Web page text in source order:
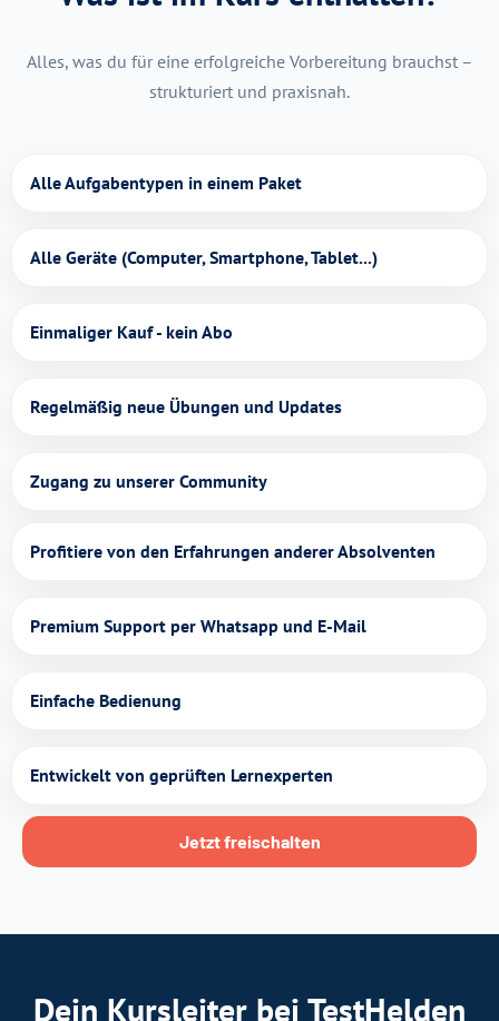
Alles, was du für eine erfolgreiche Vorbereitung brauchst –
strukturiert und praxisnah.
Alle Aufgabentypen in einem Paket
Alle Geräte (Computer, Smartphone, Tablet...)
Einmaliger Kauf - kein Abo
Regelmäßig neue Übungen und Updates
Zugang zu unserer Community
Profitiere von den Erfahrungen anderer Absolventen
Premium Support per Whatsapp und E-Mail
Einfache Bedienung
Entwickelt von geprüften Lernexperten
Jetzt freischalten
Dein Kursleiter bei TestHelden